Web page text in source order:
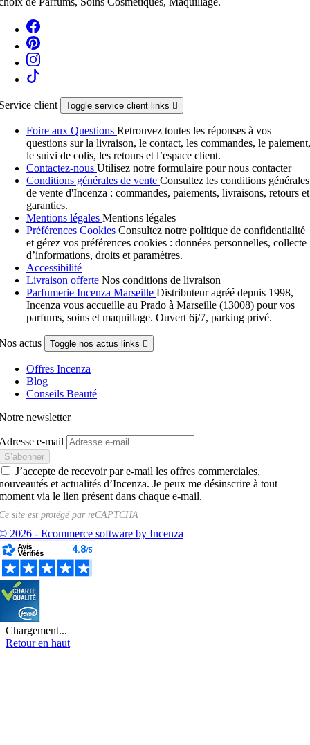
client Toggle service client links 
Foire aux Questions Retrouvez toutes les réponses à vos
questions sur la livraison, le contact, les commandes, le paiement,
le suivi de colis, les retours et l’espace client.
Contactez-nous Utilisez notre formulaire pour nous contacter
Conditions générales de vente Consultez les conditions générales
de vente d'Incenza : commandes, paiements, livraisons, retours et
garanties.
Mentions légales Mentions légales
Préférences Cookies Consultez notre politique de confidentialité
et gérez vos préférences cookies : données personnelles, collecte
d’informations, droits et paramètres.
Accessibilité
Livraison offerte Nos conditions de livraison
Parfumerie Incenza Marseille Distributeur agréé depuis 1998,
Incenza vous accueille au Prado à Marseille (13008) pour vos
parfums, soins et maquillage. Ouvert 6j/7, parking privé.
actus Toggle nos actus links 
Offres Incenza
Blog
Conseils Beauté
newsletter
e-mail
J’accepte de recevoir par e-mail les offres commerciales,
et actualités d’Incenza. Je peux me désinscrire à tout
via le lien présent dans chaque e-mail.
site est protégé parreCAPTCHA
2026 - Ecommerce software by Incenza
Chargement...
Retour en haut